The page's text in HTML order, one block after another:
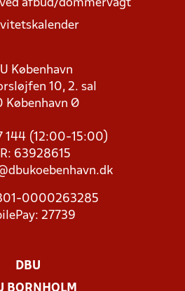
afbud/dommervagt
København
10, 2. sal
København Ø
144 (12:00-15:00)
63928615
0000263285
27739
DBU
BORNHOLM